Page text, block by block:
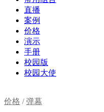
直播
案例
价格
演示
手册
校园版
校园大使
价格 /弹幕